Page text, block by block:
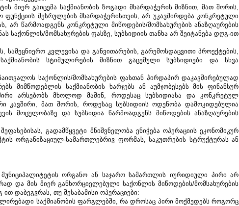
მიერ გაიცემა საქმიანობის ზოგადი მხარდაჭერის მიზნით, მათ შორის,
ფუნქციის შესრულების მხარდაჭერისთვის, არ უკავშირდება კონკრეტული
არ წარმოადგენს კონკრეტული მიწოდების/მომსახურების ანაზღაურების
საქონლის/მომსახურების ფასზე, სუბსიდიის თანხა არ შეიტანება დღგ-ით
სამეცნიერო კვლევისა და განვითარების, გარემოსდაცვითი პროექტების,
სტიმულირების მიზნით გაცემული სუბსიდიები და სხვა
საქონლის/მომსახურების ფასთან პირდაპირ დაკავშირებულად
მიმწოდებლის საქმიანობის ხარჯებს ან აუმჯობესებს მის ფინანსურ
არსებობს მხოლოდ მაშინ, როდესაც სუბსიდიასა და კონკრეტულ
კავშირი, მათ შორის, როდესაც სუბსიდიის ოდენობა დამოკიდებულია
მოცულობაზე და სუბსიდია წარმოადგენს მიწოდების ანაზღაურების
გადამწყვეტი მნიშვნელობა ენიჭება ოპერაციის ეკონომიკურ
ორგანიზაციულ-სამართლებრივ ფორმას, საკუთრების სტრუქტურას ან
ორგანო ან საჯარო სამართლის იურიდიული პირი არ
და მის მიერ განხორციელებული საქონლის მიწოდების/მომსახურების
დაბეგვრას, თუ შესაბამისი ოპერაციები:
საქმიანობის ფარგლებში, რა დროსაც პირი მოქმედებს როგორც